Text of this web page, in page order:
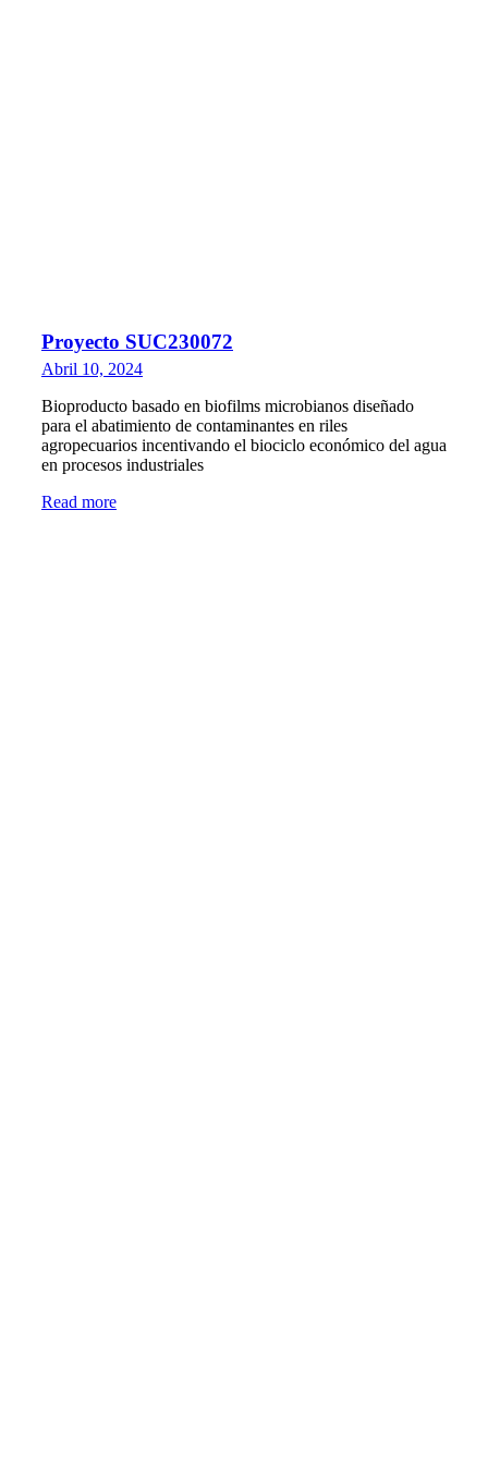
Proyecto SUC230072
Abril 10, 2024
Bioproducto basado en biofilms microbianos diseñado
para el abatimiento de contaminantes en riles
agropecuarios incentivando el biociclo económico del agua
en procesos industriales
Read more